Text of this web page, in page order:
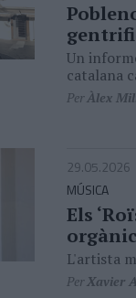
Un
catalana
PerÀlex
29.05.2026
MÚSICA
Els
L'artista
PerXavier